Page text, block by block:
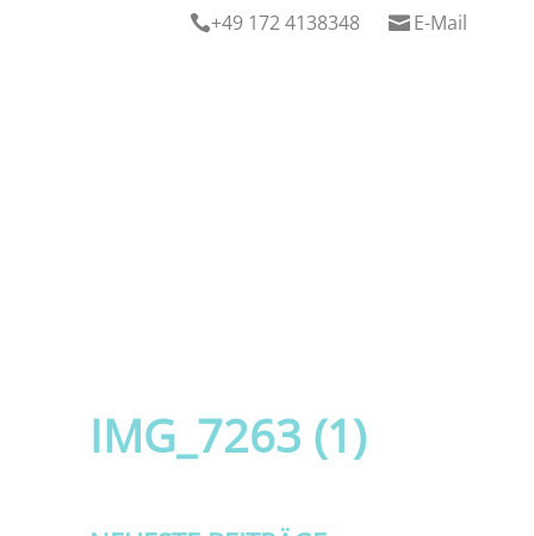
+49 172 4138348  E-Mail
IMG_7263 (1)